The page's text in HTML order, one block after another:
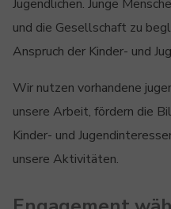
Jugendlichen. Junge
und die Gesellschaft zu
Anspruch der Kinder- und
Wir nutzen vorhandene
unsere Arbeit, fördern die
Kinder- und
unsere Aktivitäten.